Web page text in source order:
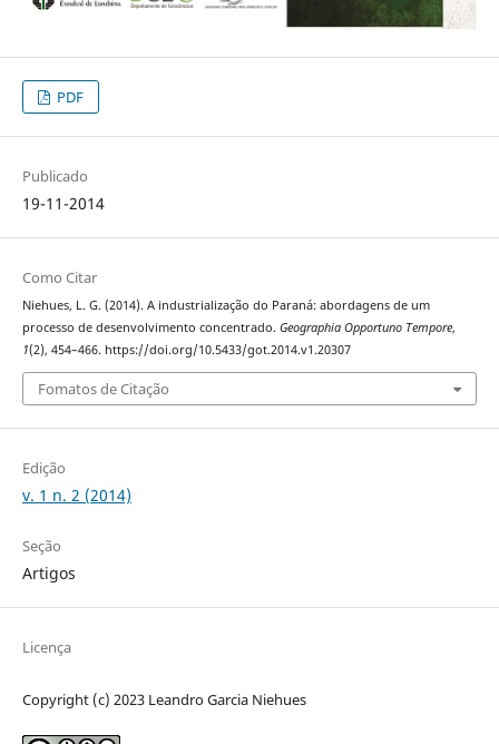
PDF
Publicado
19-11-2014
Como Citar
Niehues, L. G. (2014). A industrialização do Paraná: abordagens de um
processo de desenvolvimento concentrado. Geographia Opportuno Tempore,
1(2), 454–466. https://doi.org/10.5433/got.2014.v1.20307
Fomatos de Citação
Edição
v. 1 n. 2 (2014)
Seção
Artigos
Licença
Copyright (c) 2023 Leandro Garcia Niehues